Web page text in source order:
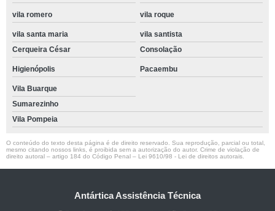
vila romero vila roque
vila santa maria
vila santista
Cerqueira César
Consolação
Higienópolis Pacaembu
Vila Buarque
Sumarezinho
Vila Pompeia
O conteúdo do texto desta página é de direito reservado. Sua reprodução, parcial ou total,
mesmo citando nossos links, é proibida sem a autorização do autor. Crime de violação de
direito autoral – artigo 184 do Código Penal – Lei 9610/98 - Lei de direitos autorais
Antártica Assistência Técnica